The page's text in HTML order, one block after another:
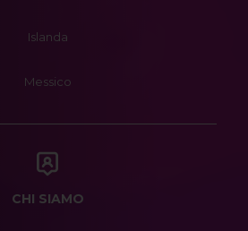
Islanda
Messico
CHI SIAMO